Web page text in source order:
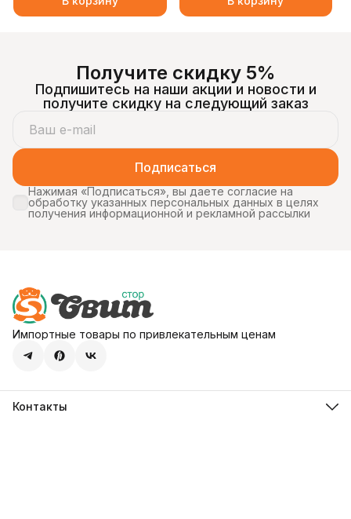
Получите скидку 5%
Подпишитесь на наши акции и новости и
получите скидку на следующий заказ
Подписаться
Нажимая «Подписаться», вы даете согласие на
обработку указанных персональных данных в целях
получения информационной и рекламной рассылки
Импортные товары по привлекательным ценам
Контакты